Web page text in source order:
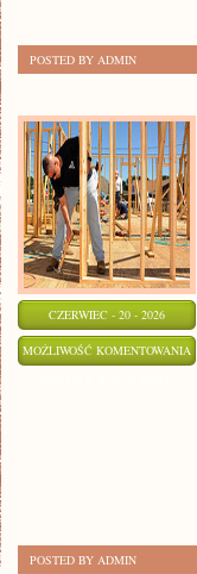
POSTED BY ADMIN
CZERWIEC - 20 - 2026
MOŻLIWOŚĆ KOMENTOWANIA
POSTED BY ADMIN